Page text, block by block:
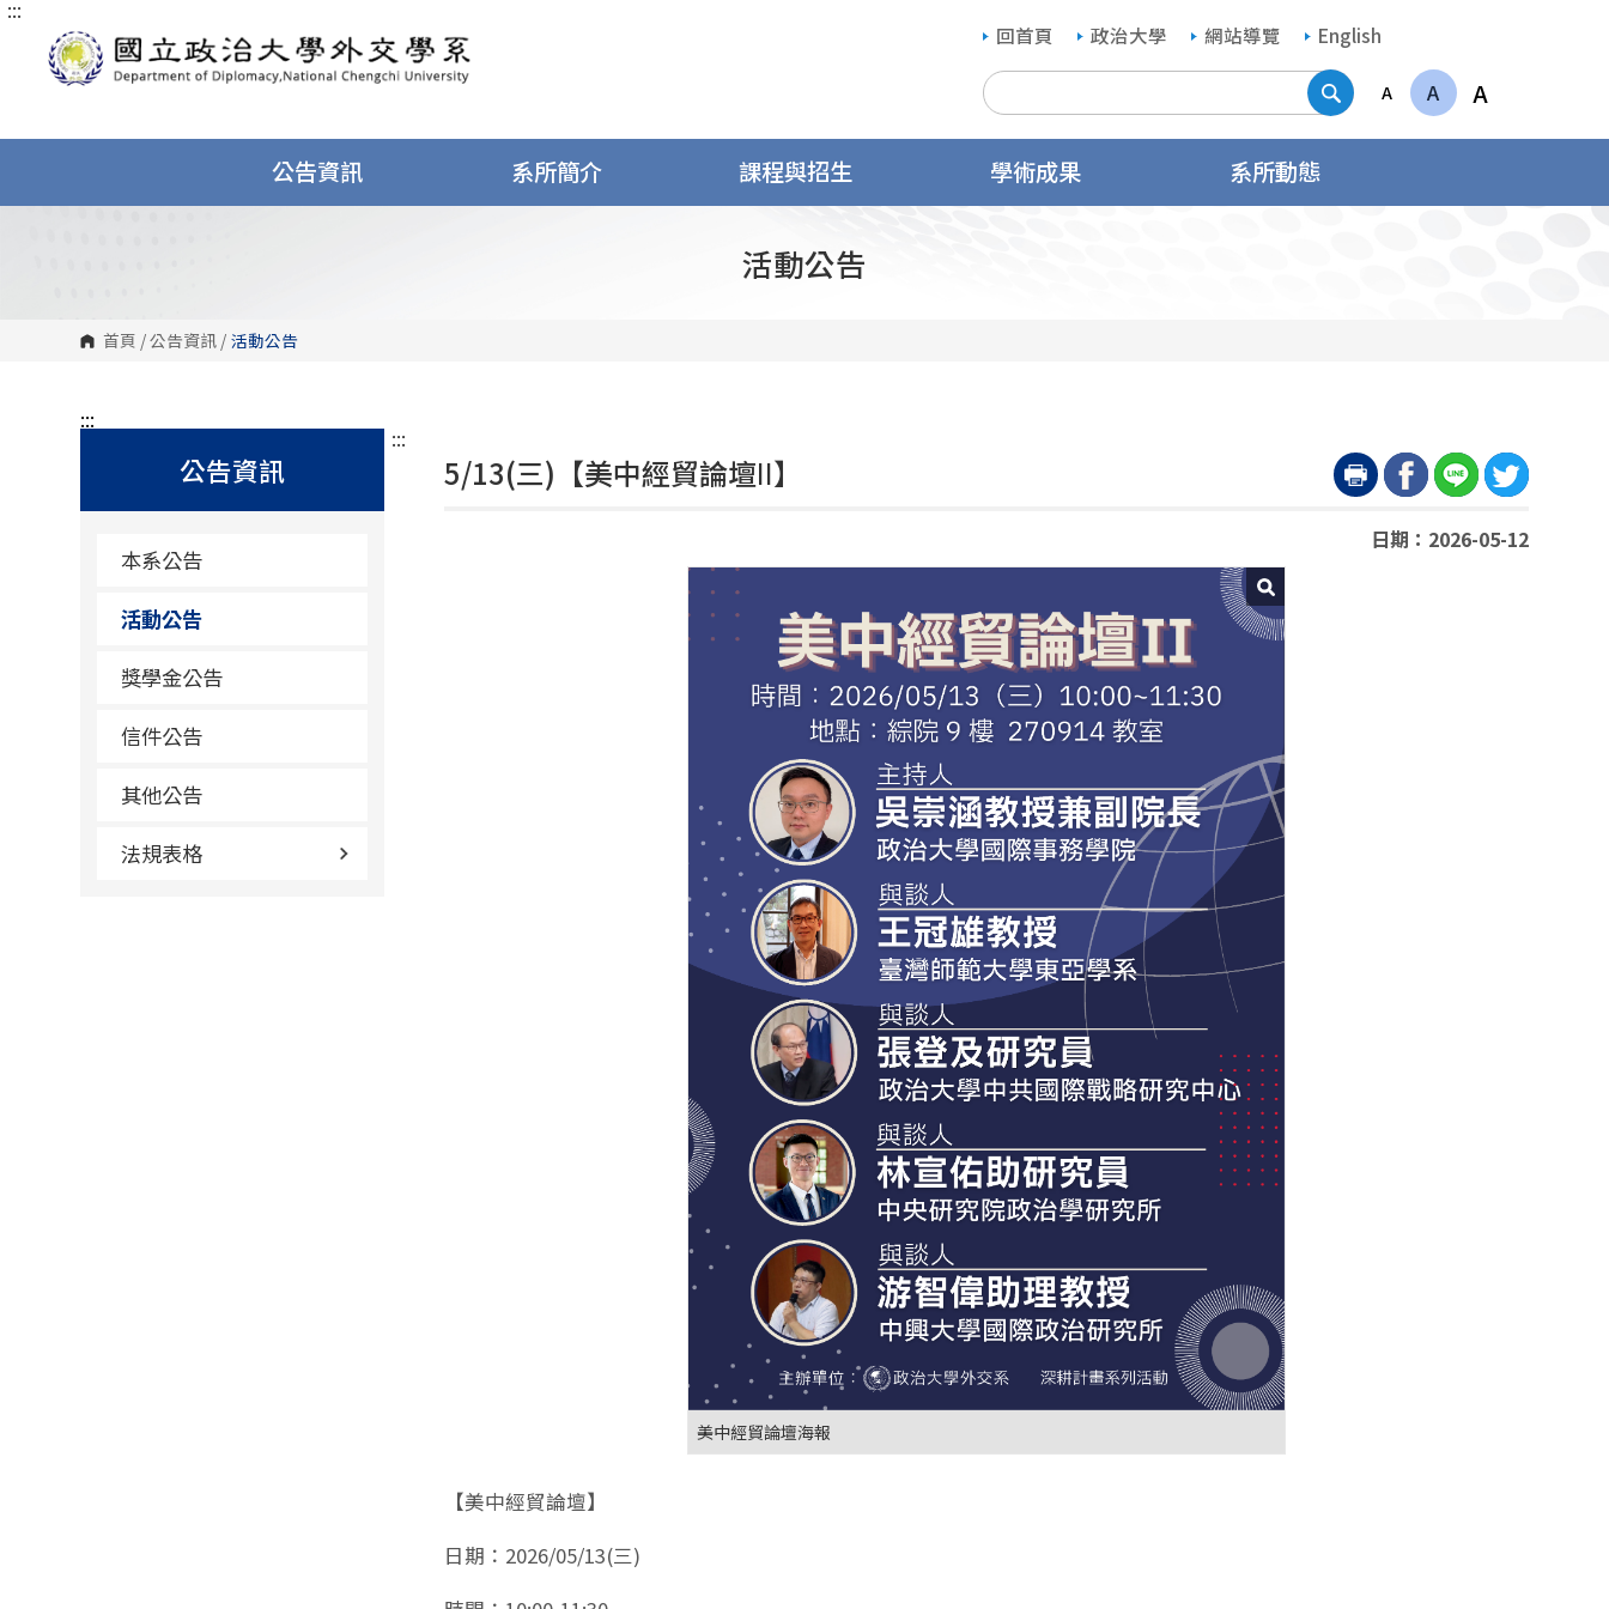
跳
塊
:::
回首頁 政治大學 網站導覽 English
搜尋A A A
公告資訊 系所簡介 課程與招生 學術成果 系所動態
活動公告
首頁 /公告資訊 / 活動公告
:::
公告資訊
本系公告
活動公告
獎學金公告
信件公告
其他公告
法規表格
:::
5/13(三)【美中經貿論壇II】
日期：2026-05-12
美中經貿論壇海報
【美中經貿論壇】
日期：2026/05/13(三)